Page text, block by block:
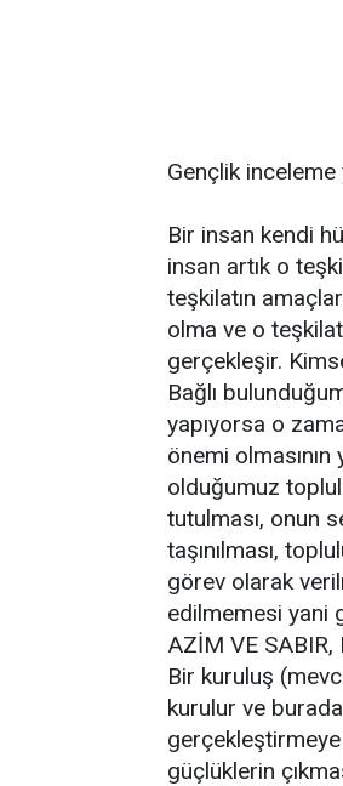
Gençlik inceleme
Bir insan kendi
insan artık o
teşkilatın
olma ve o
gerçekleşir.
Bağlı
yapıyorsa o
önemi
olduğumuz
tutulması, onun
taşınılması,
görev olarak
edilmemesi yani
AZİM VE SABIR,
Bir kuruluş
kurulur ve
gerçekleştirmeye
güçlüklerin